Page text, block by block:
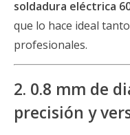
soldadura eléctrica
que lo hace ideal
profesionales.
2. 0.8 mm de
precisión y